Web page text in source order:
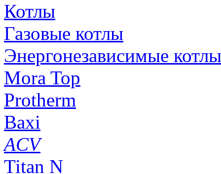
Котлы
Газовые котлы
Энергонезависимые котлы
Mora Top
Protherm
Baxi
ACV
Titan N